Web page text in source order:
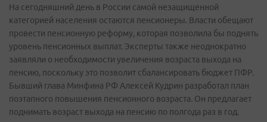
На сегодняшний день в России самой незащищенной
категорией населения остаются пенсионеры. Власти обещают
провести пенсионную реформу, которая позволила бы поднять
уровень пенсионных выплат. Эксперты также неоднократно
заявляли о необходимости увеличения возраста выхода на
пенсию, поскольку это позволит сбалансировать бюджет ПФР.
Бывший глава Минфина РФ Алексей Кудрин разработал план
поэтапного повышения пенсионного возраста. Он предлагает
поднимать возраст выхода на пенсию по полгода раз в год.